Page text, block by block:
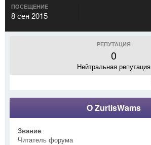
ПОСЕЩЕНИЕ
8 сен 2015
РЕПУТАЦИЯ
0
Нейтральная репутация
О ZurtisWams
Звание
Читатель форума